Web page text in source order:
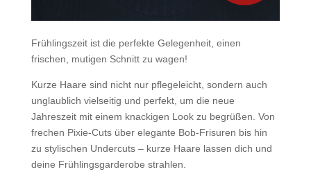
Frühlingszeit ist die perfekte Gelegenheit, einen
frischen, mutigen Schnitt zu wagen!
Kurze Haare sind nicht nur pflegeleicht, sondern auch
unglaublich vielseitig und perfekt, um die neue
Jahreszeit mit einem knackigen Look zu begrüßen. Von
frechen Pixie-Cuts über elegante Bob-Frisuren bis hin
zu stylischen Undercuts – kurze Haare lassen dich und
deine Frühlingsgarderobe strahlen.